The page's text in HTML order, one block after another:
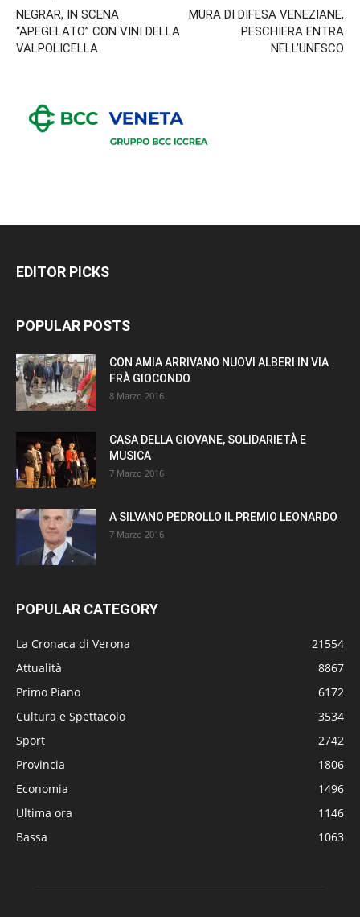
NEGRAR, IN SCENA
“APEGELATO” CON VINI DELLA
VALPOLICELLA
MURA DI DIFESA VENEZIANE,
PESCHIERA ENTRA
NELL’UNESCO
EDITOR PICKS
POPULAR POSTS
CON AMIA ARRIVANO NUOVI ALBERI IN VIA
FRÀ GIOCONDO
8 Marzo 2016
CASA DELLA GIOVANE, SOLIDARIETÀ E
MUSICA
7 Marzo 2016
A SILVANO PEDROLLO IL PREMIO LEONARDO
7 Marzo 2016
POPULAR CATEGORY
La Cronaca di Verona
21554
Attualità
8867
Primo Piano
6172
Cultura e Spettacolo
3534
Sport
2742
Provincia
1806
Economia
1496
Ultima ora
1146
Bassa
1063